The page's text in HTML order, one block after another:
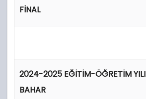
FİNAL
2024-2025 EĞİTİM-ÖĞRETİM YILI
BAHAR